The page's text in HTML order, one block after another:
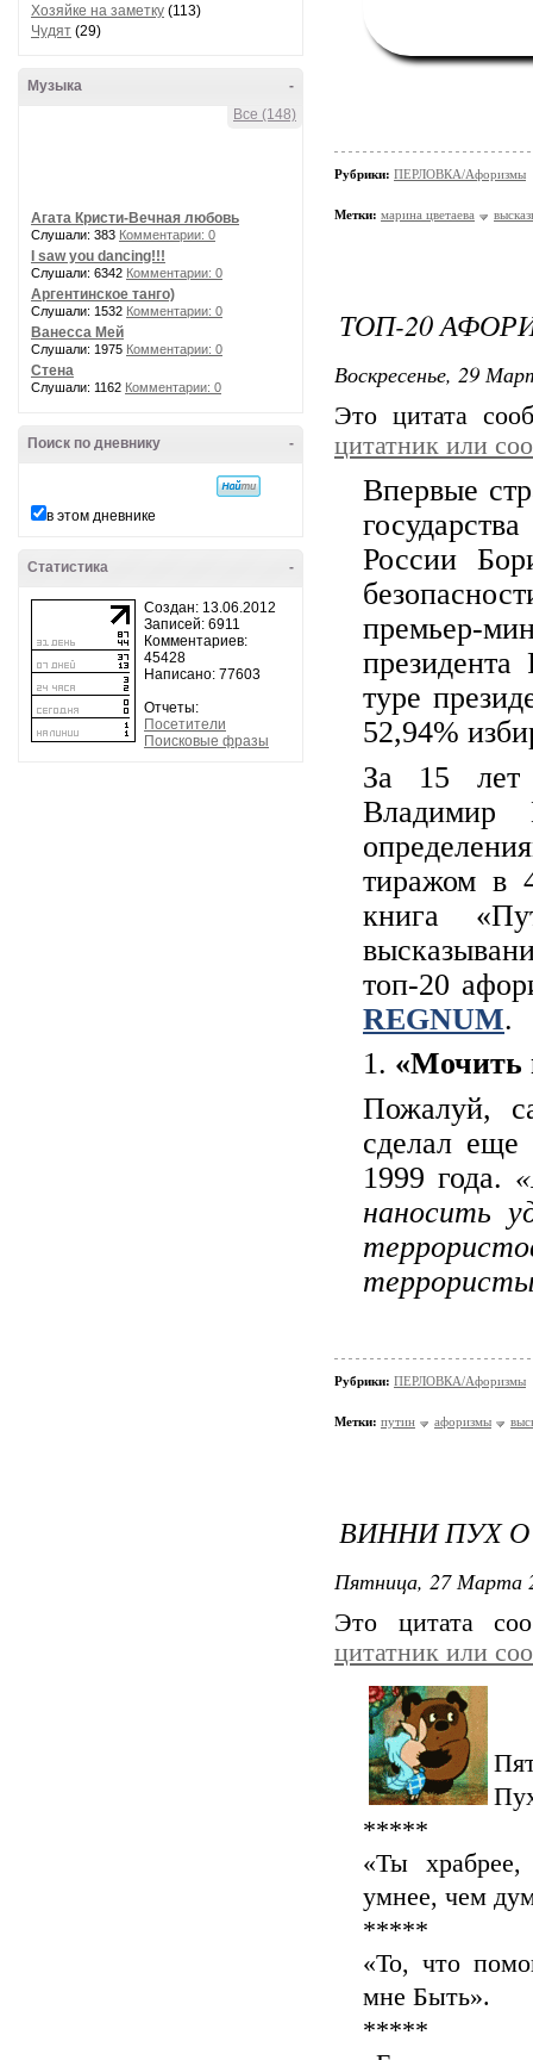
Хозяйке на заметку (113)
Чудят (29)
-
Музыка
Все (148)
Агата Кристи-Вечная любовь
Слушали: 383 Комментарии: 0
I saw you dancing!!!
Слушали: 6342 Комментарии: 0
Аргентинское танго)
Слушали: 1532 Комментарии: 0
Ванесса Мей
Слушали: 1975 Комментарии: 0
Стена
Слушали: 1162 Комментарии: 0
-
Поиск по дневнику
в этом дневнике
-
Статистика
Создан: 13.06.2012
Записей: 6911
Комментариев:
45428
Написано: 77603
Отчеты:
Посетители
Поисковые фразы
Рубрики: ПЕРЛОВКА/Aфоризмы
Метки: марина цветаева
ТОП-20
Воскресенье, 29
Это цитата
цитатник или
Впервые
России
премьер-
туре
52,94%
За 15 лет
Владимир
тиражом в
книга
топ-20
REGNUM.
1. «Мочить
Пожалуй,
сделал еще
1999 года.
наносить
Рубрики: ПЕРЛОВКА/Aфоризмы
Метки: путин афоризмы
ВИННИ ПУХ
Пятница, 27 Марта
Это цитата
цитатник или
*****
«Ты
умнее, чем
*****
«То, что
мне Быть».
*****